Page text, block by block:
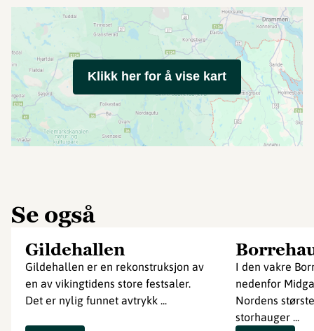
Klikk her for å vise kart
Se også
Gildehallen
Gildehallen er en rekonstruksjon av
en av vikingtidens store festsaler.
Det er nylig funnet avtrykk ...
I den vakre
nedenfor
Nordens
storhauger ...